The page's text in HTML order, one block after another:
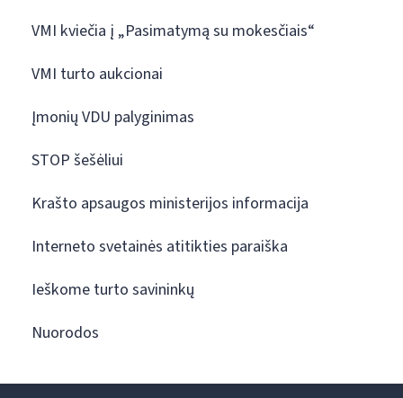
VMI kviečia į „Pasimatymą su mokesčiais“
VMI turto aukcionai
Įmonių VDU palyginimas
STOP šešėliui
Krašto apsaugos ministerijos informacija
Interneto svetainės atitikties paraiška
Ieškome turto savininkų
Nuorodos